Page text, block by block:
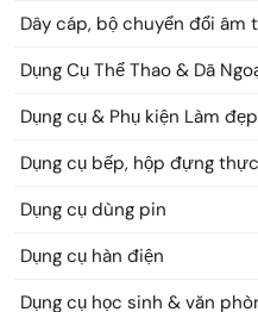
Dây cáp, bộ chuyển đổi âm
Dụng Cụ Thể Thao & Dã
Dụng cụ & Phụ kiện Làm đẹp
Dụng cụ bếp, hộp đựng
Dụng cụ dùng pin
Dụng cụ hàn điện
Dụng cụ học sinh & văn